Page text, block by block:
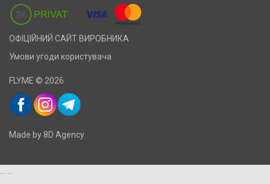
ОФІЦІЙНИЙ САЙТ ВИРОБНИКА
Умови угоди користувача
FLYME © 2026
Made by 8D Agency
... ...